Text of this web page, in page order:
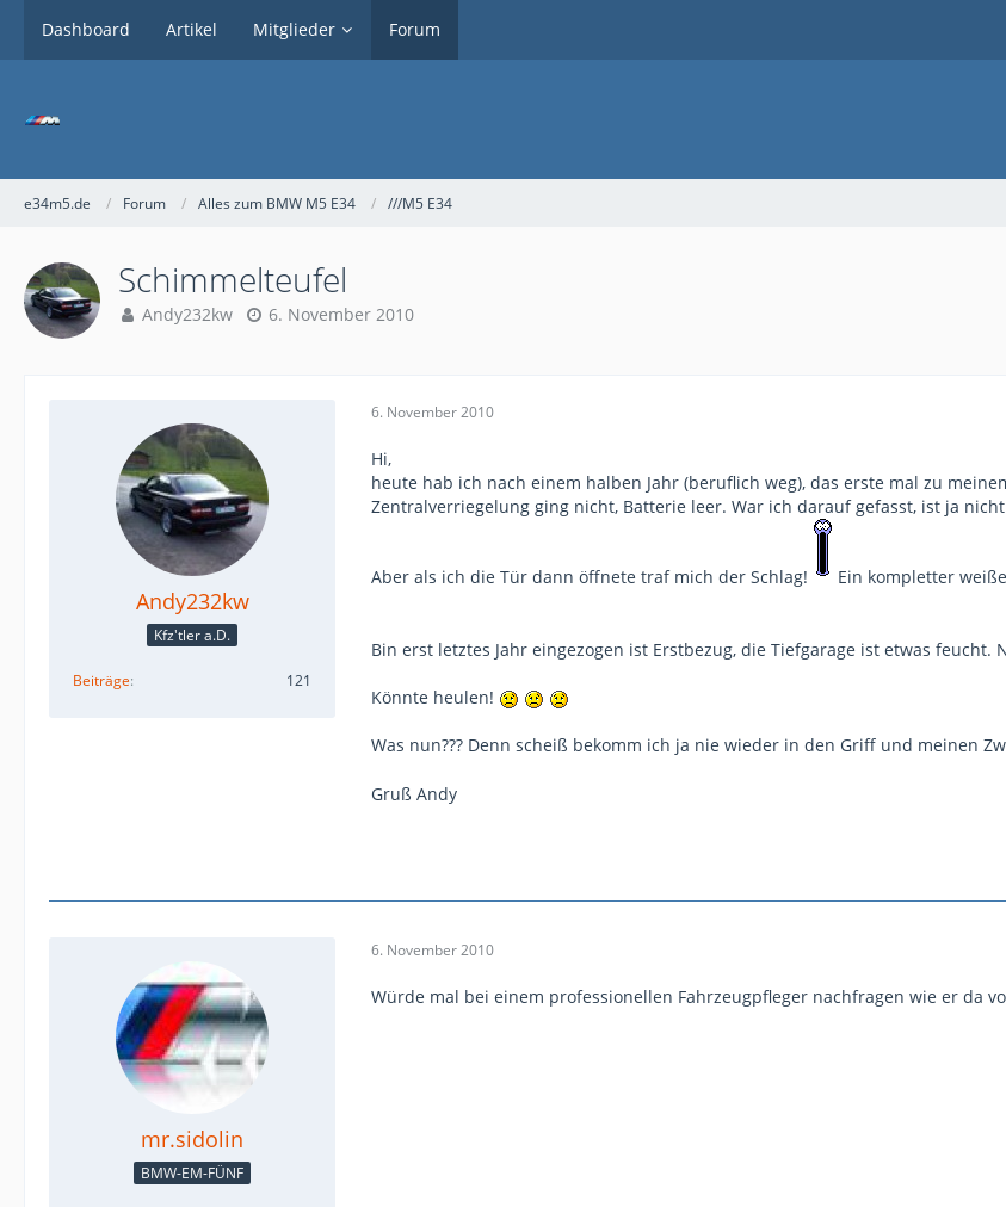
Dashboard Artikel Mitglieder Forum
e34m5.de Forum Alles zum BMW M5 E34 ///M5 E34
Schimmelteufel
Andy232kw 6. November 2010
Andy232kw
Kfz'tler a.D.
Beiträge 121
6. November 2010
Hi,
heute hab ich nach einem halben Jahr (beruflich weg), das erste mal zu
Zentralverriegelung ging nicht, Batterie leer. War ich darauf gefasst, ist ja
Aber als ich die Tür dann öffnete traf mich der Schlag! Ein kompletter
Bin erst letztes Jahr eingezogen ist Erstbezug, die Tiefgarage ist etwas feucht.
Könnte heulen!
Was nun??? Denn scheiß bekomm ich ja nie wieder in den Griff und meinen
Gruß Andy
mr.sidolin
BMW-EM-FÜNF
6. November 2010
Würde mal bei einem professionellen Fahrzeugpfleger nachfragen wie er da